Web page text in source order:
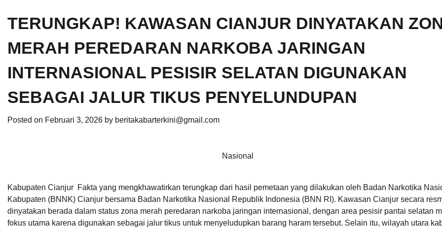
TERUNGKAP! KAWASAN CIANJUR DINYATAKAN
MERAH PEREDARAN NARKOBA JARINGAN
INTERNASIONAL PESISIR SELATAN DIGUNAKAN
SEBAGAI JALUR TIKUS PENYELUNDUPAN
Posted on Februari 3, 2026 by beritakabarterkini@gmail.com
Nasional
Kabupaten Cianjur Fakta yang mengkhawatirkan terungkap dari hasil pemetaan yang dilakukan oleh Badan Narkotika
Kabupaten (BNNK) Cianjur bersama Badan Narkotika Nasional Republik Indonesia (BNN RI). Kawasan Cianjur secara
dinyatakan berada dalam status zona merah peredaran narkoba jaringan internasional, dengan area pesisir pantai selatan
fokus utama karena digunakan sebagai jalur tikus untuk menyeludupkan barang haram tersebut. Selain itu, wilayah utara